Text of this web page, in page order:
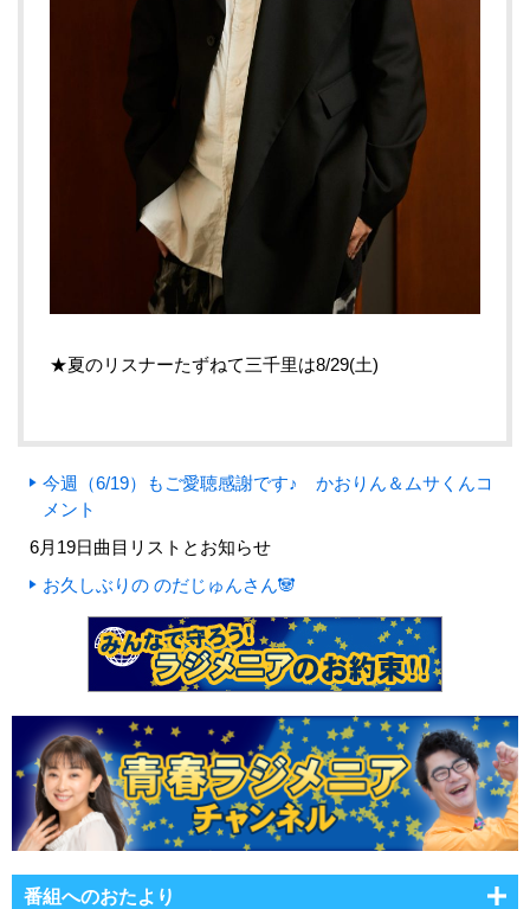
★夏のリスナーたずねて三千里は8/29(土)
今週（6/19）もご愛聴感謝です♪ かおりん＆ムサくんコ
メント
6月19日曲目リストとお知らせ
お久しぶりの のだじゅんさん🐼
番組へのおたより